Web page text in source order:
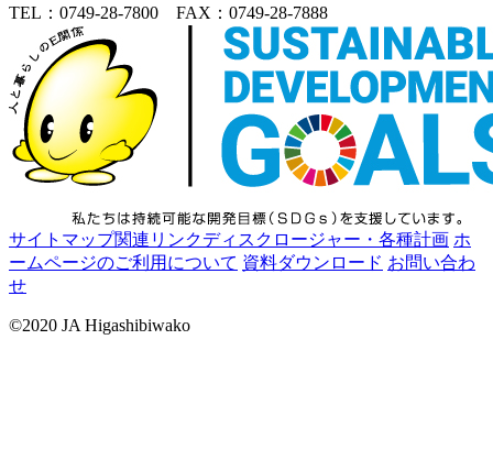
TEL：0749-28-7800 FAX：0749-28-7888
サイトマップ関連リンクディスクロージャー・各種計画 ホ
ームページのご利用について 資料ダウンロード お問い合わ
せ
©2020 JA Higashibiwako